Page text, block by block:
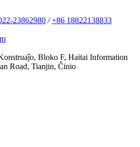
23862980 / +86 18822138833
Bloko F, ​​Haitai Information
Road, Tianjin, Ĉinio